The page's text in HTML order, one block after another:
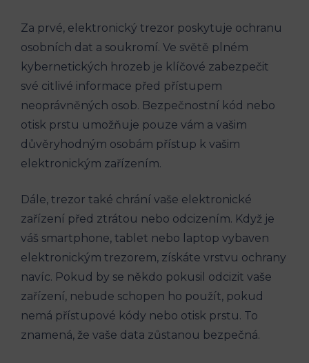
Za prvé, elektronický trezor poskytuje ochranu
osobních dat a soukromí. Ve světě plném
kybernetických hrozeb je klíčové zabezpečit
své citlivé informace před přístupem
neoprávněných osob. Bezpečnostní kód nebo
otisk prstu umožňuje pouze vám a vašim
důvěryhodným osobám přístup k vašim
elektronickým zařízením.
Dále, trezor také chrání vaše elektronické
zařízení před ztrátou nebo odcizením. Když je
váš smartphone, tablet nebo laptop vybaven
elektronickým trezorem, získáte vrstvu ochrany
navíc. Pokud by se někdo pokusil odcizit vaše
zařízení, nebude schopen ho použít, pokud
nemá přístupové kódy nebo otisk prstu. To
znamená, že vaše data zůstanou bezpečná.